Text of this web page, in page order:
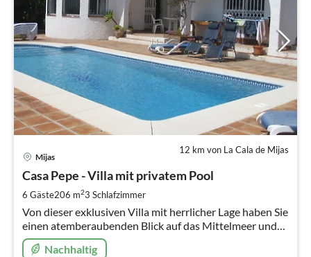
12 km von La Cala de Mijas
Mijas
Casa Pepe - Villa mit privatem Pool
6 Gäste206 m23 Schlafzimmer
Von dieser exklusiven Villa mit herrlicher Lage haben Sie
einen atemberaubenden Blick auf das Mittelmeer und
die schöne nahe gelegene Stadt Mijas.
Nachhaltig